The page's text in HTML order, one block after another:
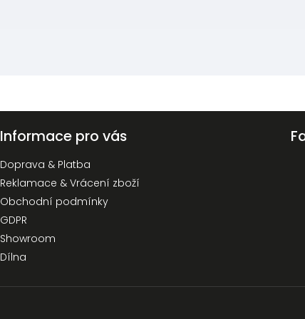
Informace pro vás
Doprava & Platba
Reklamace & Vrácení zboží
Obchodní podmínky
GDPR
Showroom
Dílna